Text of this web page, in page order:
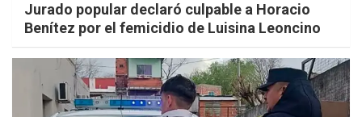
Jurado popular declaró culpable a Horacio
Benítez por el femicidio de Luisina Leoncino